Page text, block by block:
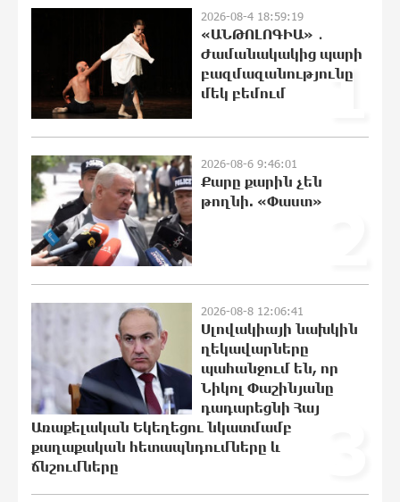
հաշմանդամություն ունեցող անձանց
միջազգային մարզական փառատոն
18:21:30 8-08-2026
Դմիտրի Մեդվեդև. Արևմուտքի
քաղաքականությունը Հայաստանի
նկատմամբ կրկնում է վրացական
սցենարը
18:03:16 8-08-2026
Ադրբեջանցիների բնակեցումը
Հայաստանում լուրջ վտանգներ է
պարունակում. Ավետիք Չալաբյան
«Հայաքվե»-ի հայտարարությունից
հետո WCC-ն արձագանքել է Հայ
Եկեղեցու շուրջ ստեղծված
իրավիճակին
17:29:19 8-08-2026
«Շտապ հաստատեք քարտի
տվյալները»․ IDBank-ը զգուշացնում է
կապված զեղծարարությունների
1
2026-08-4 18:59:19
«ԱՆԹՈԼՈԳԻԱ» ․
Ժամանակակից պարի
բազմազանությունը
մեկ բեմում
2026-08-6 9:46:01
Քարը քարին չեն
թողնի. «Փաստ»
2026-08-8 12:06:41
Սլովակիայի նախկին
ղեկավարները
պահանջում են, որ
Նիկոլ Փաշինյանը
դադարեցնի Հայ
Առաքելական Եկեղեցու նկատմամբ
քաղաքական հետապնդումները և
ճնշումները